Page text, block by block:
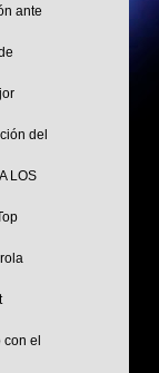
ante
del
LOS
el